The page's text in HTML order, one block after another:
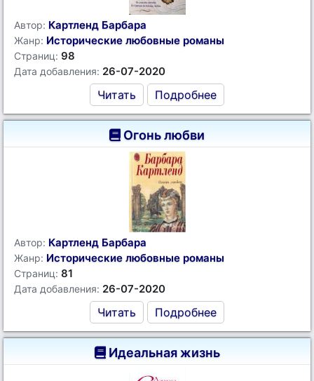
Автор: Картленд Барбара
Жанр: Исторические любовные романы
Страниц: 98
Дата добавления: 26-07-2020
Читать Подробнее
Огонь любви
Автор: Картленд Барбара
Жанр: Исторические любовные романы
Страниц: 81
Дата добавления: 26-07-2020
Читать Подробнее
Идеальная жизнь